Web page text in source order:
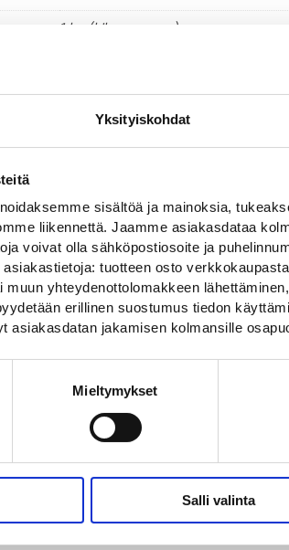
Yksityiskohdat
sisältöä ja mainoksia,
liikennettä. Jaamme asiakasdataa
voivat olla sähköpostiosoite ja
tuotteen osto
yhteydenottolomakkeen
erillinen suostumus tiedon
asiakasdatan jakamisen kolmansille
Mieltymykset
Salli valinta
1 kg (kilogramma)